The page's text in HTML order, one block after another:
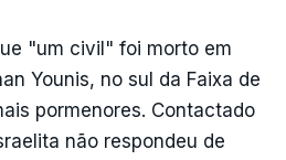
"um civil" foi morto em
Younis, no sul da Faixa de
pormenores. Contactado
não respondeu de